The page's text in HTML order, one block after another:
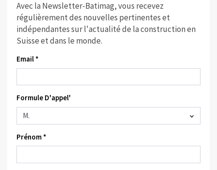
Avec la Newsletter-Batimag, vous recevez
régulièrement des nouvelles pertinentes et
indépendantes sur l'actualité de la construction en
Suisse et dans le monde.
Email *
Formule D'appel'
Prénom *